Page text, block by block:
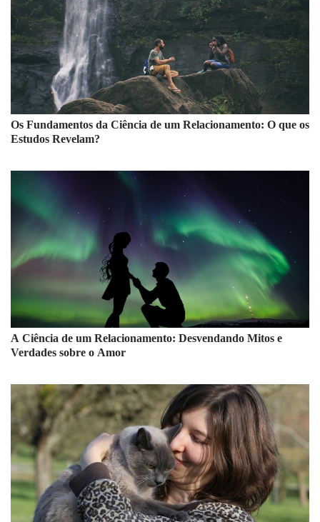
Os Fundamentos da Ciência de um Relacionamento: O que os
Estudos Revelam?
A Ciência de um Relacionamento: Desvendando Mitos e
Verdades sobre o Amor